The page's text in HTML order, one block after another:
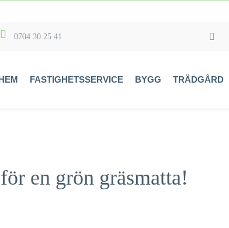
0704 30 25 41
FASTIGHETSSERVICE BYGG TRÄDGÅRD
en grön gräsmatta!